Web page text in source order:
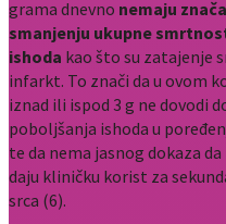
grama dnevno nemaju
smanjenju ukupne
ishoda kao što su zatajenje
infarkt. To znači da u ovom
iznad ili ispod 3 g ne dovodi
poboljšanja ishoda u
te da nema jasnog dokaza
daju kliničku korist za
srca (6).